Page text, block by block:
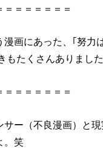
＝＝＝＝＝＝＝
漫画にあった、｢努力
もたくさんありました
＝＝＝＝＝＝＝
サー（不良漫画）と
。笑